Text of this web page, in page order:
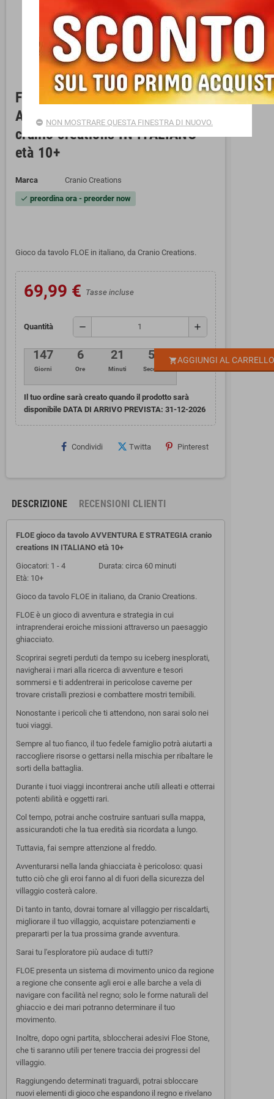
FLOE gioco da tavolo
AVVENTURA E STRATEGIA
cranio creations IN ITALIANO
età 10+
Marca Cranio Creations
check preordina ora - preorder now
Gioco da tavolo FLOE in italiano, da Cranio Creations.
69,99 € Tasse incluse
Quantità remove add
147
Giorni
6
Ore
21
Minuti
50
Secondi
shopping_cartAGGIUNGI AL CARRELLO
Il tuo ordine sarà creato quando il prodotto sarà
disponibile DATA DI ARRIVO PREVISTA:31-12-2026
Condividi Twitta Pinterest
DESCRIZIONE RECENSIONI CLIENTI
FLOE gioco da tavolo AVVENTURA E STRATEGIA cranio
creations IN ITALIANO età 10+
Giocatori: 1 - 4 Durata: circa 60 minuti
Età: 10+
Gioco da tavolo FLOE in italiano, da Cranio Creations.
FLOE è un gioco di avventura e strategia in cui
intraprenderai eroiche missioni attraverso un paesaggio
ghiacciato.
Scoprirai segreti perduti da tempo su iceberg inesplorati,
navigherai i mari alla ricerca di avventure e tesori
sommersi e ti addentrerai in pericolose caverne per
trovare cristalli preziosi e combattere mostri temibili.
Nonostante i pericoli che ti attendono, non sarai solo nei
tuoi viaggi.
Sempre al tuo fianco, il tuo fedele famiglio potrà aiutarti a
raccogliere risorse o gettarsi nella mischia per ribaltare le
sorti della battaglia.
Durante i tuoi viaggi incontrerai anche utili alleati e otterrai
potenti abilità e oggetti rari.
Col tempo, potrai anche costruire santuari sulla mappa,
assicurandoti che la tua eredità sia ricordata a lungo.
Tuttavia, fai sempre attenzione al freddo.
Avventurarsi nella landa ghiacciata è pericoloso: quasi
tutto ciò che gli eroi fanno al di fuori della sicurezza del
villaggio costerà calore.
Di tanto in tanto, dovrai tornare al villaggio per riscaldarti,
migliorare il tuo villaggio, acquistare potenziamenti e
prepararti per la tua prossima grande avventura.
Sarai tu l'esploratore più audace di tutti?
FLOE presenta un sistema di movimento unico da regione
a regione che consente agli eroi e alle barche a vela di
navigare con facilità nel regno; solo le forme naturali del
ghiaccio e dei mari potranno determinare il tuo
movimento.
Inoltre, dopo ogni partita, sbloccherai adesivi Floe Stone,
che ti saranno utili per tenere traccia dei progressi del
villaggio.
Raggiungendo determinati traguardi, potrai sbloccare
nuovi elementi di gioco che espandono il regno e rivelano
NON MOSTRARE QUESTA FINESTRA DI NUOVO.